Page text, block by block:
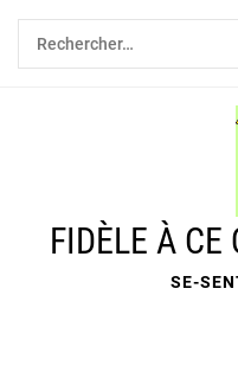
Skip
content
Rechercher :
FIDÈLE À CE
SE-